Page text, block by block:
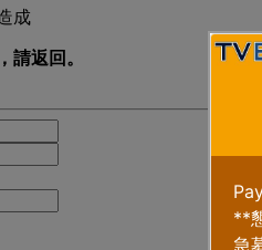
成
請返回。